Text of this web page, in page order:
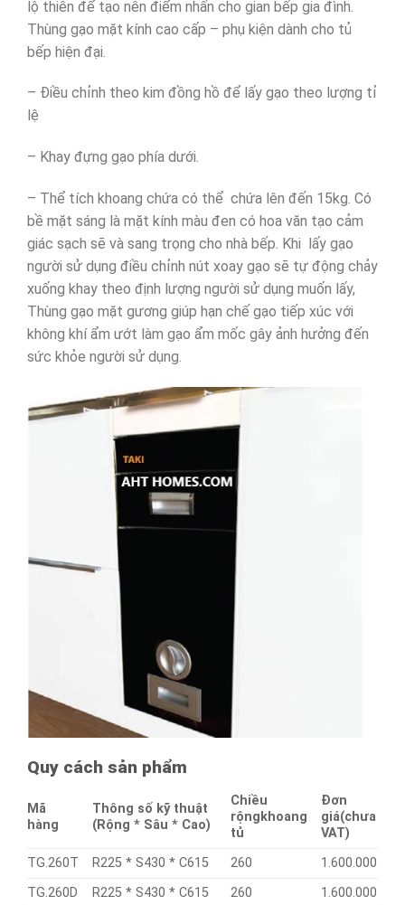
lộ thiên để tạo nên điểm nhấn cho gian bếp gia đình.
Thùng gạo mặt kính cao cấp – phụ kiện dành cho tủ
bếp hiện đại.
– Điều chỉnh theo kim đồng hồ để lấy gạo theo lượng tỉ
lệ
– Khay đựng gạo phía dưới.
– Thể tích khoang chứa có thể chứa lên đến 15kg. Có
bề mặt sáng là mặt kính màu đen có hoa văn tạo cảm
giác sạch sẽ và sang trọng cho nhà bếp. Khi lấy gạo
người sử dụng điều chỉnh nút xoay gạo sẽ tự động chảy
xuống khay theo định lượng người sử dụng muốn lấy,
Thùng gạo mặt gương giúp hạn chế gạo tiếp xúc với
không khí ẩm ướt làm gạo ẩm mốc gây ảnh hưởng đến
sức khỏe người sử dụng.
Quy cách sản phẩm
Mã
hàng
Thông số kỹ thuật
(Rộng * Sâu * Cao)
Chiều
rộng khoang
tủ
Đơn
giá(chưa
VAT)
TG.260T
R225 * S430 * C615 260
1.600.000
TG.260D
R225 * S430 * C615 260
1.600.000